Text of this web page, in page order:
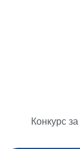
Конкурс